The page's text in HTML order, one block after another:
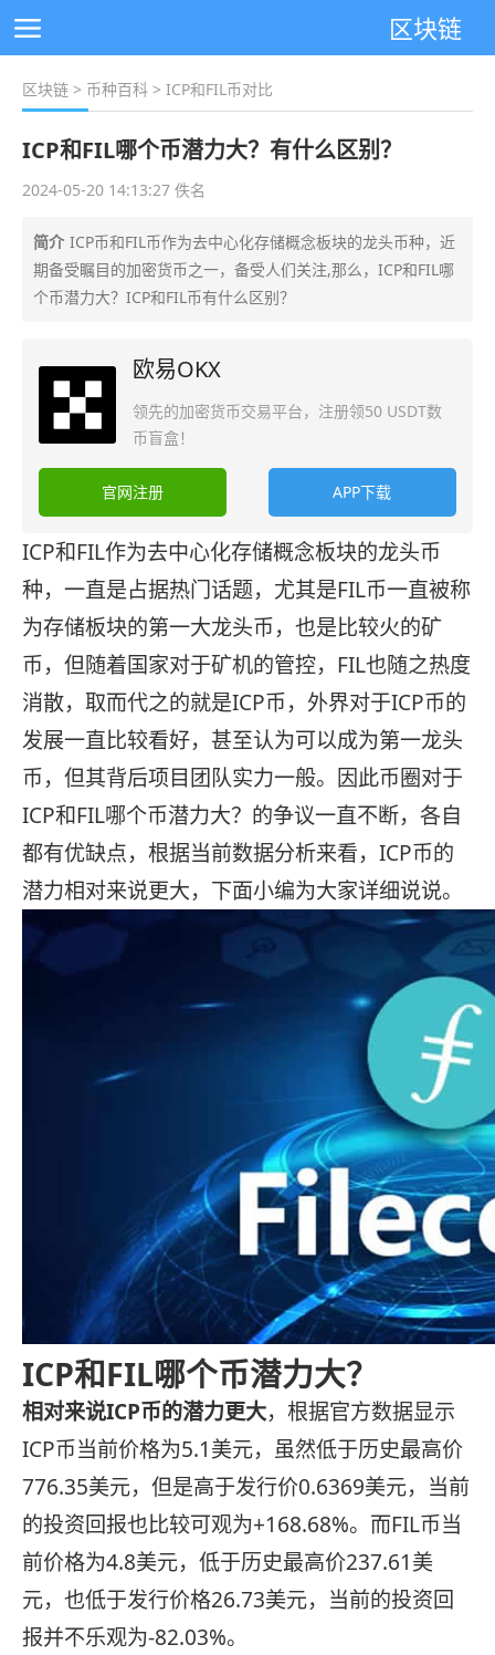
区块链
区块链 > 币种百科 > ICP和FIL币对比
ICP和FIL哪个币潜力大？有什么区别？
2024-05-20 14:13:27 佚名
简介 ICP币和FIL币作为去中心化存储概念板块的龙头币种，近
期备受瞩目的加密货币之一，备受人们关注,那么，ICP和FIL哪
个币潜力大？ICP和FIL币有什么区别？
欧易OKX
领先的加密货币交易平台，注册领50 USDT数
币盲盒！
官网注册 APP下载
ICP和FIL作为去中心化存储概念板块的龙头币
种，一直是占据热门话题，尤其是FIL币一直被称
为存储板块的第一大龙头币，也是比较火的矿
币，但随着国家对于矿机的管控，FIL也随之热度
消散，取而代之的就是ICP币，外界对于ICP币的
发展一直比较看好，甚至认为可以成为第一龙头
币，但其背后项目团队实力一般。因此币圈对于
ICP和FIL哪个币潜力大？的争议一直不断，各自
都有优缺点，根据当前数据分析来看，ICP币的
潜力相对来说更大，下面小编为大家详细说说。
ICP和FIL哪个币潜力大？
相对来说ICP币的潜力更大，根据官方数据显示
ICP币当前价格为5.1美元，虽然低于历史最高价
776.35美元，但是高于发行价0.6369美元，当前
的投资回报也比较可观为+168.68%。而FIL币当
前价格为4.8美元，低于历史最高价237.61美
元，也低于发行价格26.73美元，当前的投资回
报并不乐观为-82.03%。